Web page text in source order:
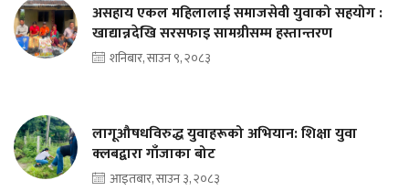
असहाय एकल महिलालाई समाजसेवी युवाको सहयोग :
खाद्यान्नदेखि सरसफाइ सामग्रीसम्म हस्तान्तरण
शनिबार, साउन ९, २०८३
लागूऔषधविरुद्ध युवाहरूको अभियान: शिक्षा युवा
क्लबद्वारा गाँजाका बोट
आइतबार, साउन ३, २०८३